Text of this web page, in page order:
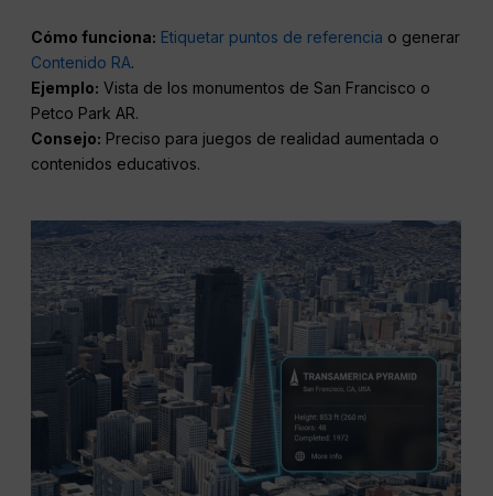
Cómo funciona: Etiquetar puntos de referencia o generar
Contenido RA.
Ejemplo: Vista de los monumentos de San Francisco o
Petco Park AR.
Consejo: Preciso para juegos de realidad aumentada o
contenidos educativos.